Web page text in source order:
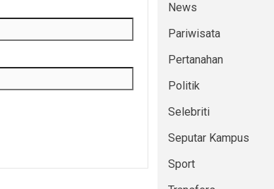
News
Pariwisata
Pertanahan
Politik
Selebriti
Seputar Kampus
Sport